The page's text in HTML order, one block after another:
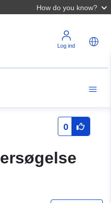
How do you know?
Log ind
0